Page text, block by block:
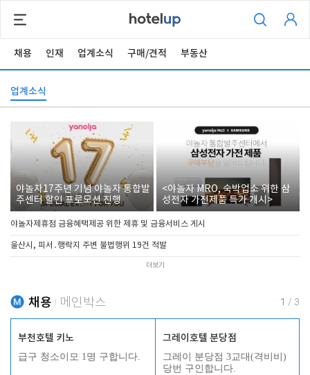
채용 인재 업계소식 구매/견적 부동산
업계소식
야놀자17주년 기념 야놀자 통합발
주센터 할인 프로모션 진행
<야놀자 MRO, 숙박업소 위한 삼
성전자 가전제품 특가 개시>
야놀자제휴점 금융혜택제공 위한 제휴 및 금융서비스 게시
울산시, 피서․행락지 주변 불법행위 19건 적발
더보기
채용 메인박스 1 / 3
부천호텔 키노
급구 청소이모 1명 구합니다.
그레이호텔 분당점
그레이 분당점 3교대(격비비)
당번 구인합니다.